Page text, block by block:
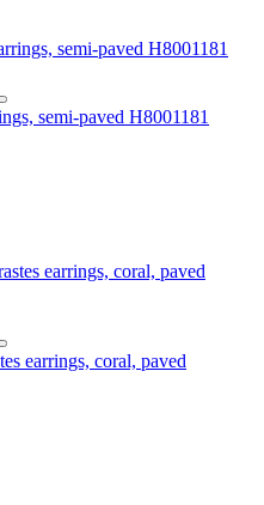
semi-paved H8001181
earrings, coral, paved